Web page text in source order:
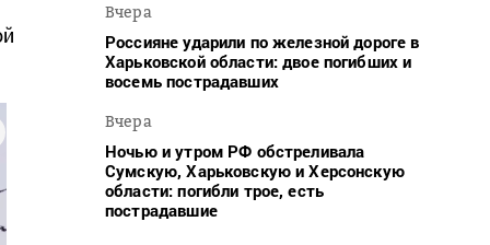
Вчера
Россияне ударили по железной дороге в
Харьковской области: двое погибших и
восемь пострадавших
Вчера
Ночью и утром РФ обстреливала
Сумскую, Харьковскую и Херсонскую
области: погибли трое, есть
пострадавшие